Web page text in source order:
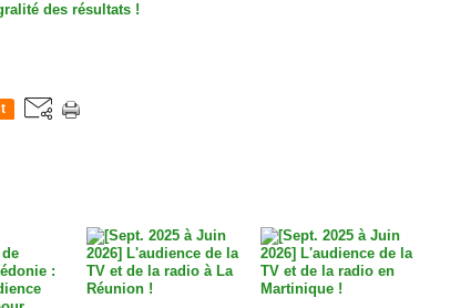
des résultats !